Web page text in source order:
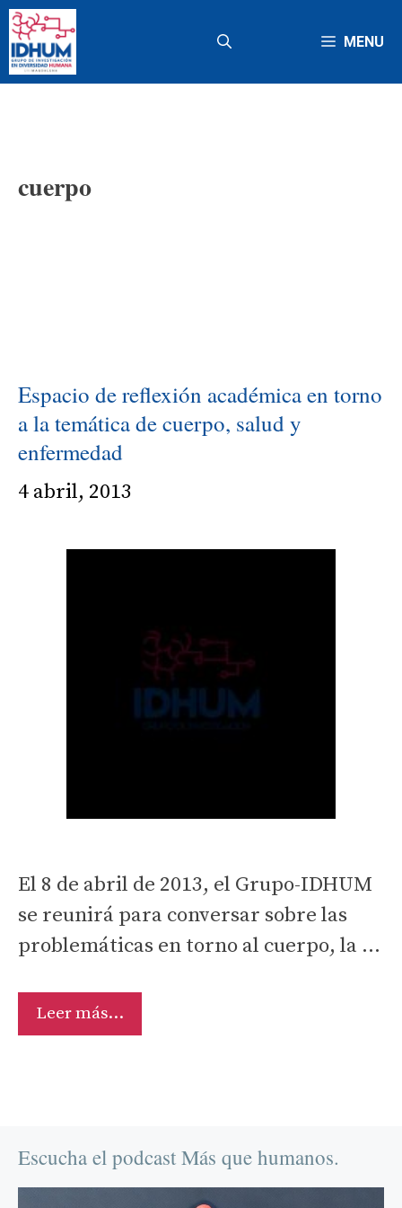
Saltar
al
contenido
MENU
cuerpo
Espacio de reflexión académica en torno
a la temática de cuerpo, salud y
enfermedad
4 abril, 2013
El 8 de abril de 2013, el Grupo-IDHUM
se reunirá para conversar sobre las
problemáticas en torno al cuerpo, la …
Leer más…
de
a
la
Escucha el podcast Más que humanos.